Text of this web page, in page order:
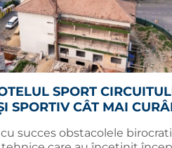
SPORT
SPORTIV CÂT MAI
succes obstacolele